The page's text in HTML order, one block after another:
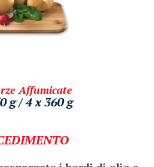
Affumicate
g / 4 x 360 g